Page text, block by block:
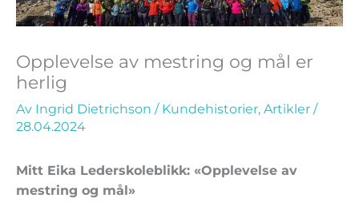
Opplevelse av mestring og mål er
herlig
Av Ingrid Dietrichson / Kundehistorier, Artikler /
28.04.2024
Mitt Eika Lederskoleblikk: «Opplevelse av
mestring og mål»